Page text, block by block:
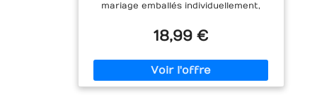
mariage emballés individuellement,
fleur sechees mariage, assez pour
environ 40 invités. Fait de confettis
vives, exquises et portables, adaptées
aux deco mariage champetre,
18,99 €